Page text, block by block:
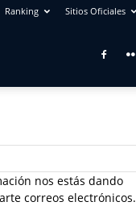
Ranking Sitios Oficiales
nos estás dando
correos electrónicos.